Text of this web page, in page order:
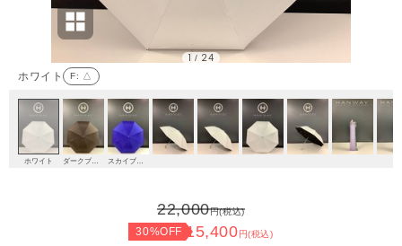
ホワイト F: △
1 / 24
ホワイト
22,000円(税込)
30%OFF 15,400円(税込)